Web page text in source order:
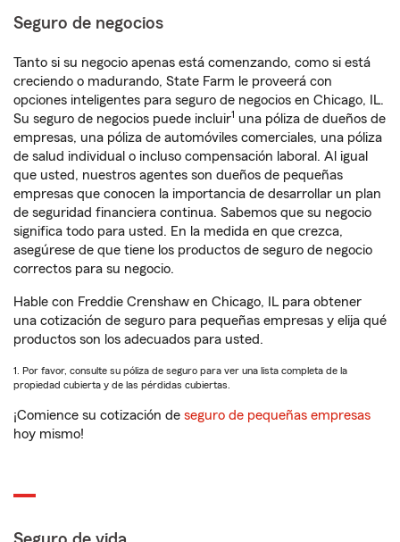
Seguro de negocios
Tanto si su negocio apenas está comenzando, como si está
creciendo o madurando, State Farm le proveerá con
opciones inteligentes para seguro de negocios en Chicago, IL.
Su seguro de negocios puede incluir1 una póliza de dueños de
empresas, una póliza de automóviles comerciales, una póliza
de salud individual o incluso compensación laboral. Al igual
que usted, nuestros agentes son dueños de pequeñas
empresas que conocen la importancia de desarrollar un plan
de seguridad financiera continua. Sabemos que su negocio
significa todo para usted. En la medida en que crezca,
asegúrese de que tiene los productos de seguro de negocio
correctos para su negocio.
Hable con Freddie Crenshaw en Chicago, IL para obtener
una cotización de seguro para pequeñas empresas y elija qué
productos son los adecuados para usted.
1. Por favor, consulte su póliza de seguro para ver una lista completa de la
propiedad cubierta y de las pérdidas cubiertas.
¡Comience su cotización de seguro de pequeñas empresas
hoy mismo!